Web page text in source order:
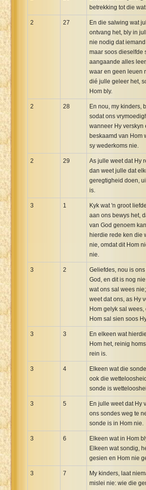
betrekking tot die
2 27
En die salwing wat
ontvang het, bly in
nie nodig dat
maar soos dieselfde
aangaande alles
waar en geen leuen
dié julle geleer het,
Hom bly.
2 28
En nou, my kinders,
sodat ons
wanneer Hy verskyn
beskaamd van Hom
sy wederkoms nie.
2 29
As julle weet dat Hy
dan weet julle dat
geregtigheid doen,
is.
3 1
Kyk wat 'n groot
aan ons bewys het,
van God genoem
hierdie rede ken die
nie, omdat dit Hom
nie.
3 2
Geliefdes, nou is
God, en dit is nog
wat ons sal wees
weet dat ons, as Hy
Hom gelyk sal wees,
Hom sal sien soos
3 3
En elkeen wat
Hom het, reinig
rein is.
3 4
Elkeen wat die
ook die
sonde is
3 5
En julle weet dat Hy
ons sondes weg te
sonde is in Hom nie.
3 6
Elkeen wat in Hom
Elkeen wat sondig,
gesien en Hom nie
3 7
My kinders, laat
mislei nie: wie die